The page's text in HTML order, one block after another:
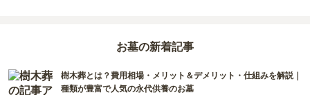
長野県
奈良県
島根県
宮崎県
お墓の新着記事
樹木葬とは？費用相場・メリット＆デメリット・仕組みを解説｜
種類が豊富で人気の永代供養のお墓